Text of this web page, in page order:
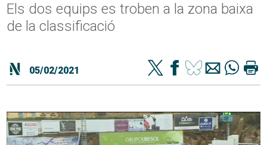
Els dos equips es troben a la zona baixa
de la classificació
05/02/2021